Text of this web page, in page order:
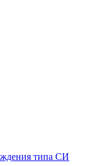
типа СИ